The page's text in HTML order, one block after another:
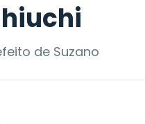
de Suzano